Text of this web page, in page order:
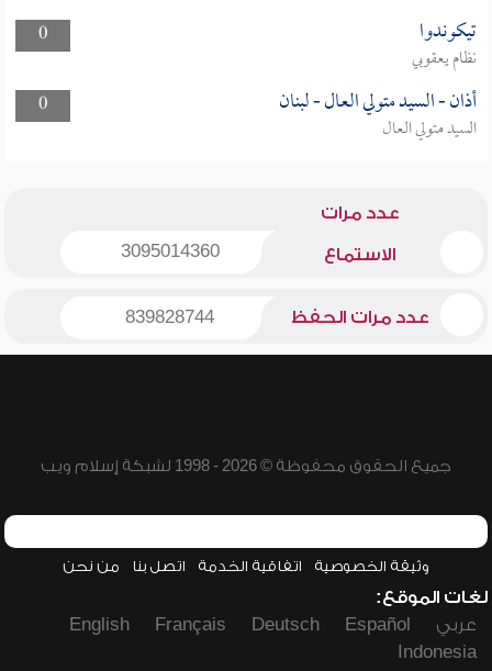
0
تيكوندوا
نظام يعقوبي
0
أذان - السيد متولي العال - لبنان
السيد متولي العال
عدد مرات
الاستماع 3095014360
عدد مرات الحفظ 839828744
جميع الحقوق محفوظة © 2026 - 1998 لشبكة إسلام ويب
وثيقة الخصوصية اتفاقية الخدمة اتصل بنا من نحن
لغات الموقع:
عربي
Español
Deutsch
Français
English
Indonesia